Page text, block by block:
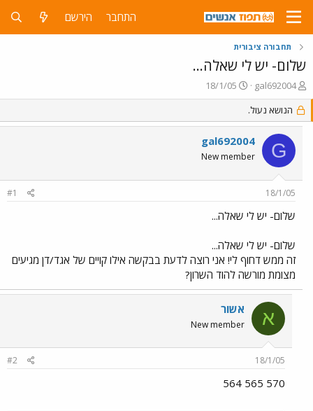
התחבר הירשם
תחבורה ציבורית
שלום- יש לי שאלה...
פ
ו
ת
ח
נ
gal692004
פ
ו
ס
ם
ב
ת
ך
18/1/05
הנושא נעול.
G
gal692004
New member
18/1/05
#1
שלום- יש לי שאלה...
שלום- יש לי שאלה...
זה ממש דחוף לי! אני רוצה לדעת בבקשה אילו קויים של אגד/דן מגיעים
מצומת מורשה להוד השרון?
א אשור
New member
18/1/05
#2
570 565 564